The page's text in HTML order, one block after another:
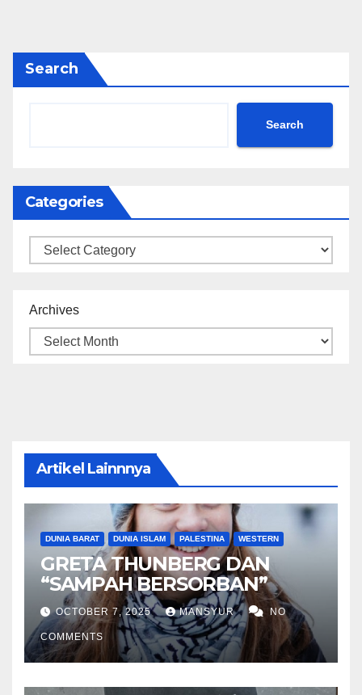
Search
Search
Categories
Categories
Archives
Artikel Lainnnya
DUNIA BARAT DUNIA ISLAM PALESTINA WESTERN
GRETA THUNBERG DAN
“SAMPAH BERSORBAN”
OCTOBER 7, 2025 MANSYUR NO
COMMENTS